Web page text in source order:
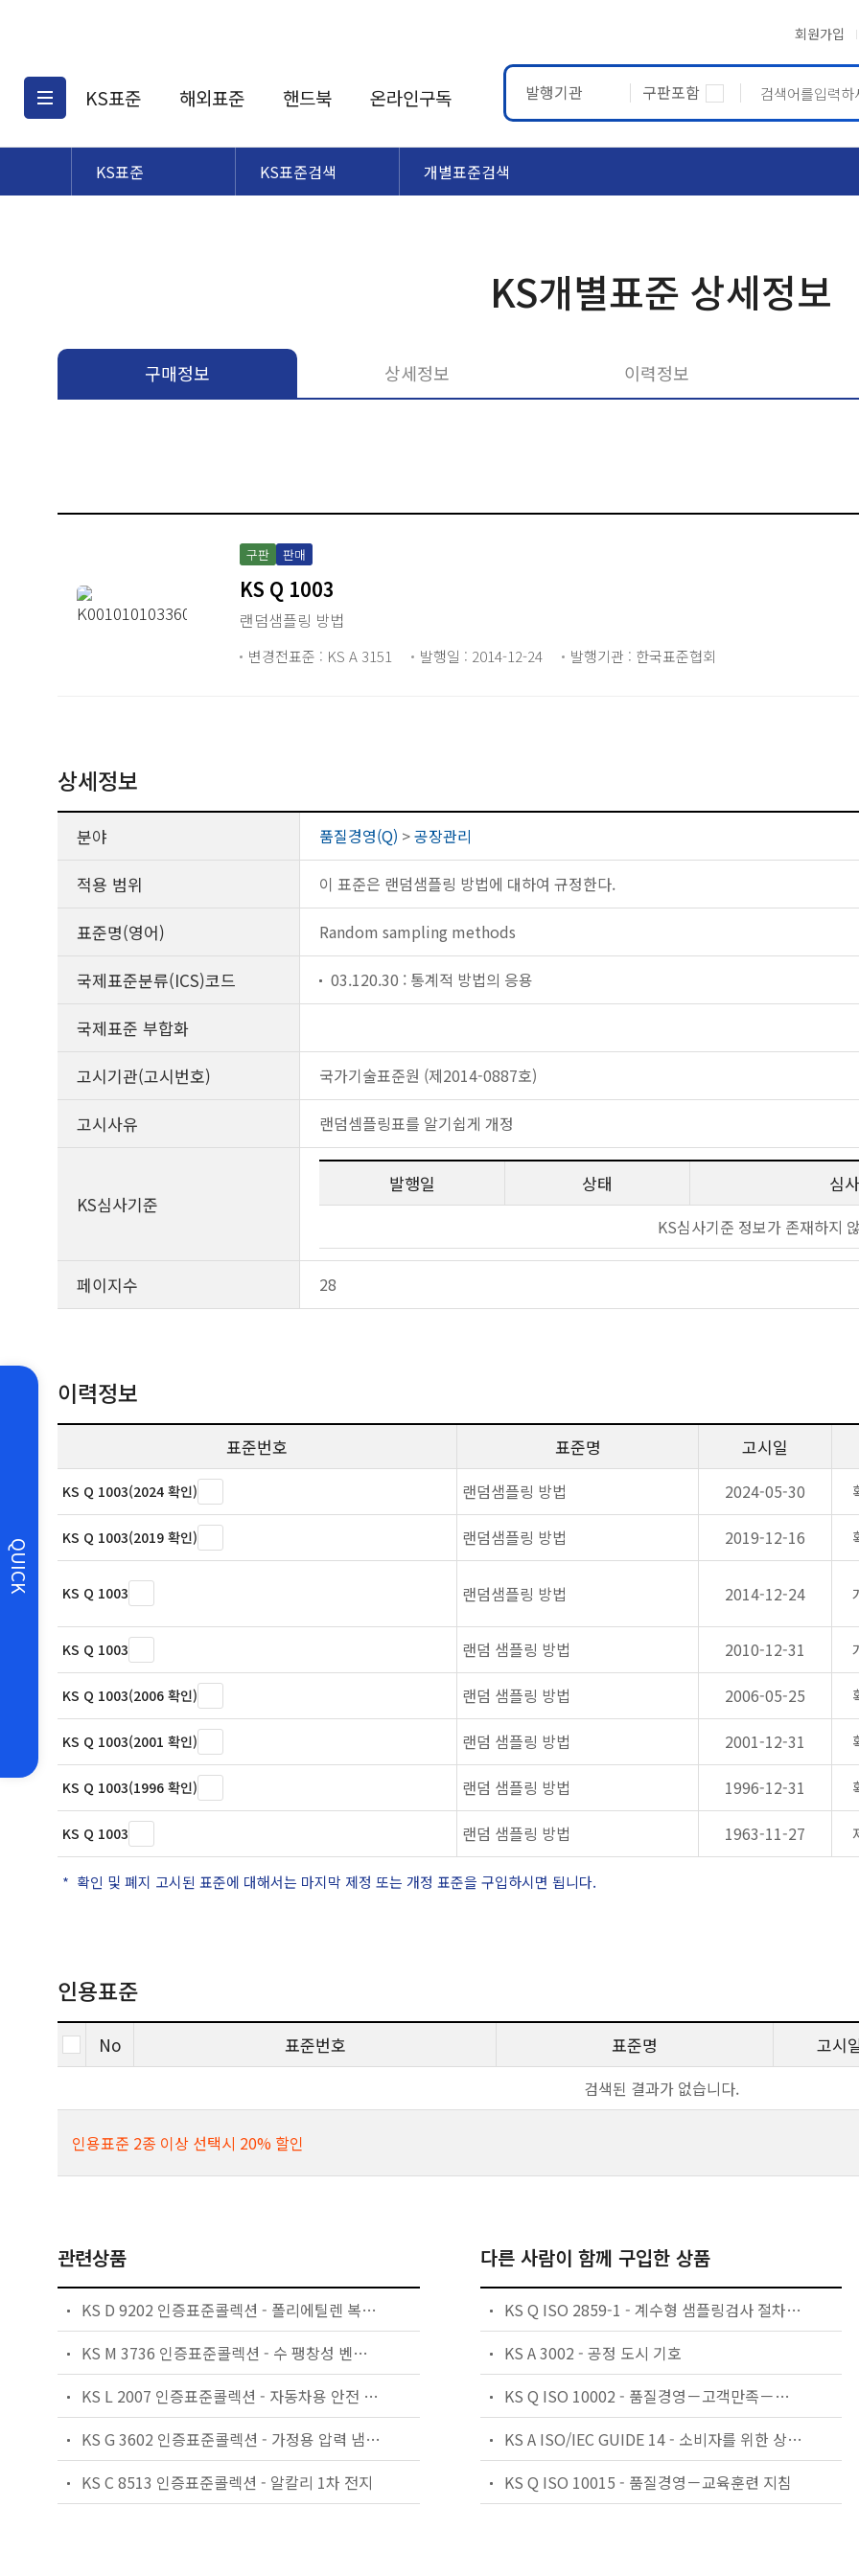
회원가입
KS표준
KS표준검색
해외표준
해외표준검색
핸드북 온라인구독 발행기관 구판포함
QUICK
KS표준 KS표준검색 개별표준검색
KS개별표준 상세정보
구매정보 상세정보 이력정보
구판 판매
KS Q 1003
랜덤샘플링 방법
변경전표준 : KS A 3151 발행일 : 2014-12-24 발행기관 : 한국표준협회
상세정보
분야 품질경영(Q) >공장관리
적용 범위 이 표준은 랜덤샘플링 방법에 대하여 규정한다.
표준명(영어) Random sampling methods
국제표준분류(ICS)코드 03.120.30 : 통계적 방법의 응용
국제표준 부합화
고시기관(고시번호)
국가기술표준원 (제2014-0887호)
고시사유 랜덤셈플링표를 알기쉽게 개정
KS심사기준
발행일 상태 심
KS심사기준 정보가 존재하지
페이지수 28
이력정보
표준번호 표준명 고시일
KS Q 1003(2024 확인) 랜덤샘플링 방법 2024-05-30
KS Q 1003(2019 확인) 랜덤샘플링 방법 2019-12-16
KS Q 1003 랜덤샘플링 방법 2014-12-24
KS Q 1003 랜덤 샘플링 방법 2010-12-31
KS Q 1003(2006 확인) 랜덤 샘플링 방법 2006-05-25
KS Q 1003(2001 확인) 랜덤 샘플링 방법 2001-12-31
KS Q 1003(1996 확인) 랜덤 샘플링 방법 1996-12-31
KS Q 1003 랜덤 샘플링 방법 1963-11-27
확인 및 폐지 고시된 표준에 대해서는 마지막 제정 또는 개정 표준을 구입하시면 됩니다.
인용표준
No 표준번호 표준명 고시
검색된 결과가 없습니다.
인용표준 2종 이상 선택시 20% 할인
관련상품
KS D 9202 인증표준콜렉션 - 폴리에틸렌 복합 압력 알루미늄관
KS M 3736 인증표준콜렉션 - 수 팽창성 벤토나이트 방수 시트
KS L 2007 인증표준콜렉션 - 자동차용 안전 유리
KS G 3602 인증표준콜렉션 - 가정용 압력 냄비 및 압력솥
KS C 8513 인증표준콜렉션 - 알칼리 1차 전지
다른 사람이 함께 구입한 상품
KS Q ISO 2859-1 - 계수형 샘플링검사 절차 — 제1부: 로트별 합격품질한계(AQL) 지표형 샘플링검사 방식
KS A 3002 - 공정 도시 기호
KS Q ISO 10002 - 품질경영－고객만족－조직의 불만처리에 대한 지침
KS A ISO/IEC GUIDE 14 - 소비자를 위한 상품 및 서비스의 구매 정보에 대한 지침
KS Q ISO 10015 - 품질경영－교육훈련 지침